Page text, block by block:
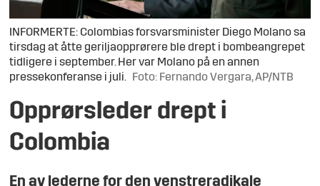
INFORMERTE: Colombias forsvarsminister Diego Molano sa
tirsdag at åtte geriljaopprørere ble drept i bombeangrepet
tidligere i september. Her var Molano på en annen
pressekonferanse i juli.
Foto: Fernando Vergara, AP/NTB
Opprørsleder drept i
Colombia
En av lederne for den venstreradikale